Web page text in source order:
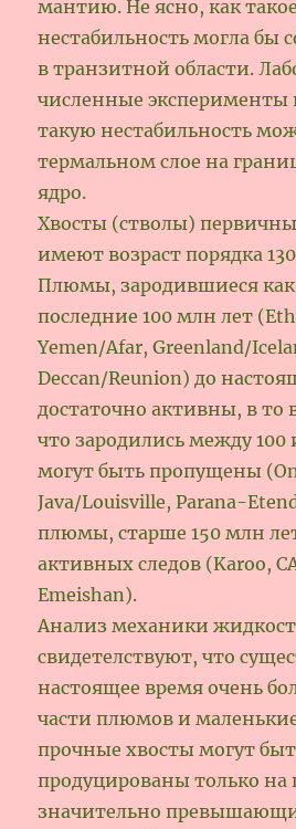
мантию. Не ясно, как
нестабильность могла бы
в транзитной области.
численные эксперименты
такую нестабильность
термальном слое на
ядро.
Хвосты (стволы)
имеют возраст порядка
Плюмы, зародившиеся
последние 100 млн лет
Yemen/Afar, Greenland/
Deccan/Reunion) до
достаточно активны, в то
что зародились между 100
могут быть пропущены
Java/Louisville, Parana-
плюмы, старше 150 млн
активных следов (Karoo,
Emeishan).
Анализ механики
свидетелствуют, что
настоящее время очень
части плюмов и
прочные хвосты могут
продуцированы только на
значительно